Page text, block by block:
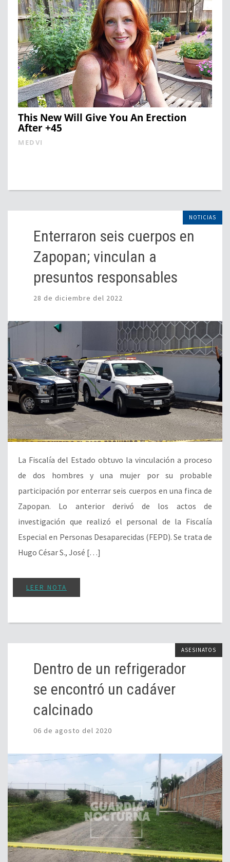
This New Will Give You An Erection
After +45
MEDVI
NOTICIAS
Enterraron seis cuerpos en
Zapopan; vinculan a
presuntos responsables
28 de diciembre del 2022
La Fiscalía del Estado obtuvo la vinculación a proceso
de dos hombres y una mujer por su probable
participación por enterrar seis cuerpos en una finca de
Zapopan. Lo anterior derivó de los actos de
investigación que realizó el personal de la Fiscalía
Especial en Personas Desaparecidas (FEPD). Se trata de
Hugo César S., José […]
LEER NOTA
ASESINATOS
Dentro de un refrigerador
se encontró un cadáver
calcinado
06 de agosto del 2020